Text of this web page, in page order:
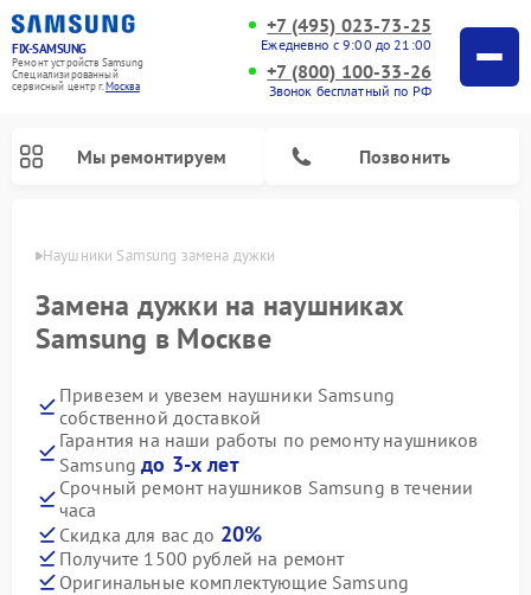
FIX-SAMSUNG
Ремонт устройств Samsung
Специализированный
cервисный центр г.Москва
+7 (495) 023-73-25
Ежедневно с 9:00 до 21:00
+7 (800) 100-33-26
Звонок бесплатный по РФ
Мы ремонтируем Позвонить
Наушники Samsung замена дужки
Замена дужки на наушниках
Samsung в Москве
Привезем и увезем наушники Samsung
собственной доставкой
Гарантия на наши работы по ремонту наушников
Samsungдо 3-х лет
Срочный ремонт наушников Samsung в течении
часа
Скидка для вас до 20%
Получите 1500 рублей на ремонт
Оригинальные комплектующие Samsung